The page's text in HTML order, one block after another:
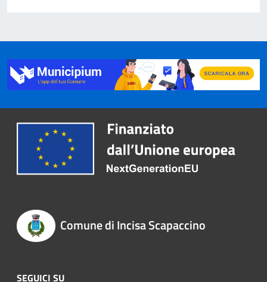
Comune di Incisa Scapaccino
SEGUICI SU